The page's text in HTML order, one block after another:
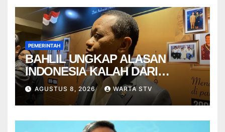
PEMERINTAH
BAHLIL UNGKAP ALASAN
INDONESIA KALAH DARI
VIETNAM
AGUSTUS 8, 2026 WARTA STV